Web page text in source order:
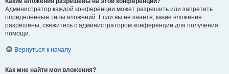
Администратор каждой конференции может разрешить или запретить
определённые типы вложений. Если вы не знаете, какие вложения
разрешены, свяжитесь с администратором конференции для получения
помощи.
Вернуться к началу
Как мне найти мои вложения?